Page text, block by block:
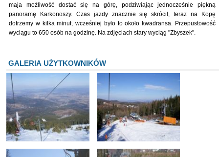
maja możliwość dostać się na górę, podziwiając jednocześnie piękną
panoramę Karkonoszy. Czas jazdy znacznie się skrócił, teraz na Kopę
dotrzemy w kilka minut, wcześniej było to około kwadransa. Przepustowość
wyciągu to 650 osób na godzinę. Na zdjęciach stary wyciąg "Zbyszek".
GALERIA UŻYTKOWNIKÓW